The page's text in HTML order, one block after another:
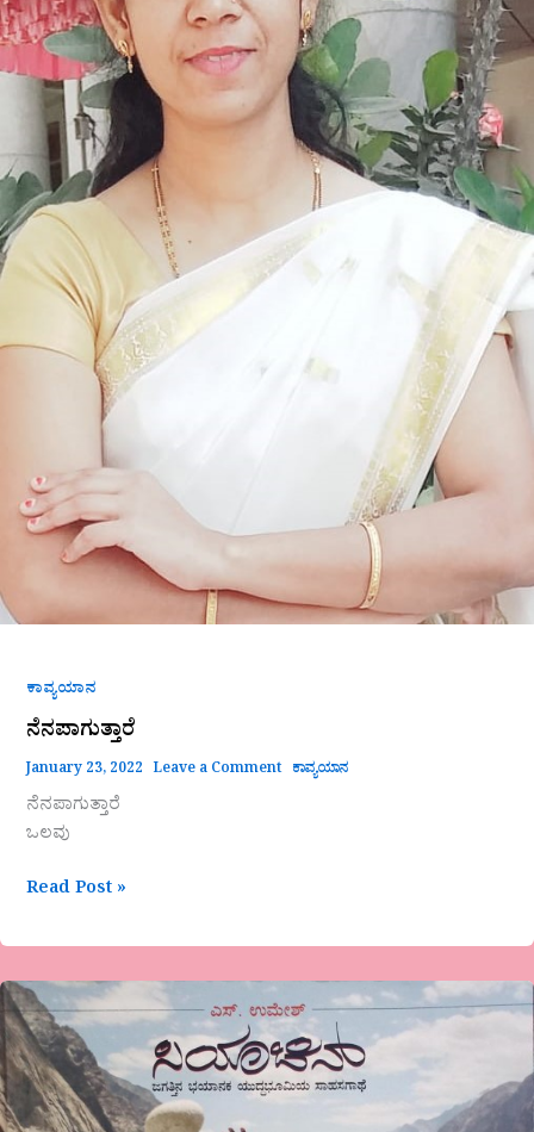
ಕಾವ್ಯಯಾನ
ನೆನಪಾಗುತ್ತಾರೆ
January 23, 2022 Leave a Comment ಕಾವ್ಯಯಾನ
ನೆನಪಾಗುತ್ತಾರೆ
ಒಲವು
Read Post »
ಸಿಯಾಚಿನ್